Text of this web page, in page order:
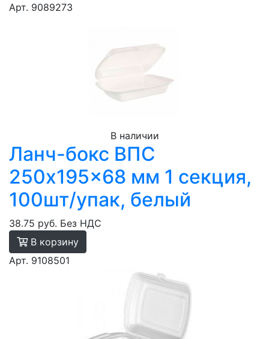
Арт. 9089273
В наличии
Ланч-бокс ВПС
250x195x68 мм 1 секция,
100шт/упак, белый
38.75 руб. Без НДС
В корзину
Арт. 9108501